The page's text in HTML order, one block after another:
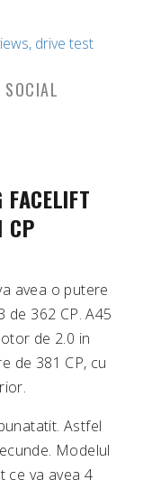
SOCIAL
CP
avea o putere
de 362 CP. A45
de 2.0 in
de 381 CP, cu
Astfel
Modelul
ce va avea 4